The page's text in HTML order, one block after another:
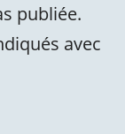
publiée.
avec